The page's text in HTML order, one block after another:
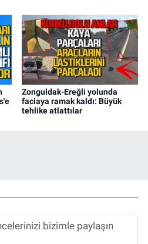
Zonguldak-Ereğli yolunda
faciaya ramak kaldı: Büyük
tehlike atlattılar